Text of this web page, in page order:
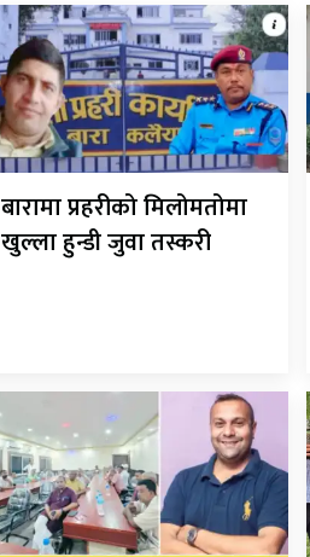
बारामा प्रहरीको मिलोमतोमा
खुल्ला हुन्डी जुवा तस्करी